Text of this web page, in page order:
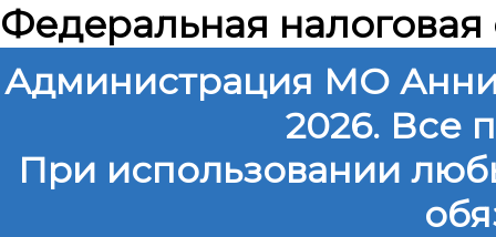
Федеральная налоговая
Администрация МО
2026. Все
При использовании